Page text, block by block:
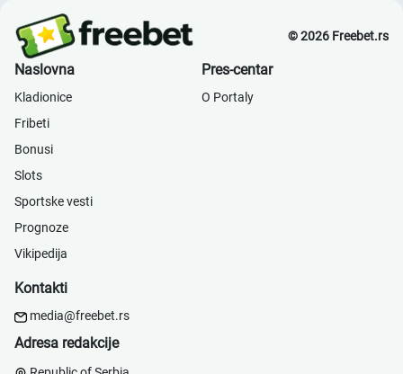
© 2026 Freebet.rs
Naslovna
Kladionice
Fribeti
Bonusi
Slots
Sportske vesti
Prognoze
Vikipedija
Pres-centar
О Portaly
Kontakti
media@freebet.rs
Adresa redakcije